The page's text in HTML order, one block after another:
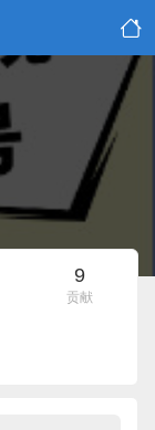
9
贡献